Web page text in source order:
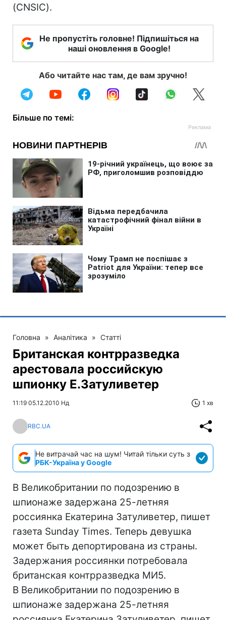
(CNSIC).
Не пропустіть головне! Підпишіться на
наші оновлення в Google!
Або читайте нас там, де вам зручно!
Більше по темі:
Головна » Аналітика » Статті
Британская контрразведка
арестовала российскую
шпионку Е.Затуливетер
11:19 05.12.2010 Нд 1 хв
RBC.UA
Не витрачай час на шум! Читай тільки суть з
РБК-Україна у Google
В Великобритании по подозрению в
шпионаже задержана 25-летняя
россиянка Екатерина Затуливетер, пишет
газета Sunday Times. Теперь девушка
может быть депортирована из страны.
Задержания россиянки потребовала
британская контрразведка МИ5.
В Великобритании по подозрению в
шпионаже задержана 25-летняя